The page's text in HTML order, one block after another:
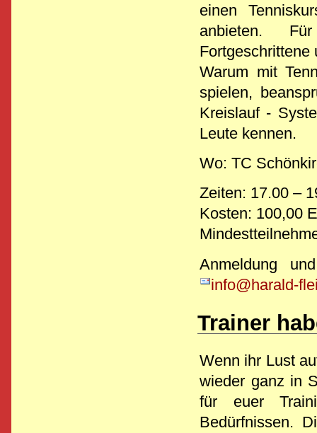
einen
anbieten.
Fortgeschrittene
Warum mit
spielen,
Kreislauf -
Leute kennen.
Wo: TC
Zeiten: 17.00 –
Kosten: 100,00
Anmeldung
info@harald-
Trainer
Wenn ihr Lust
wieder ganz in
für euer
Bedürfnissen.